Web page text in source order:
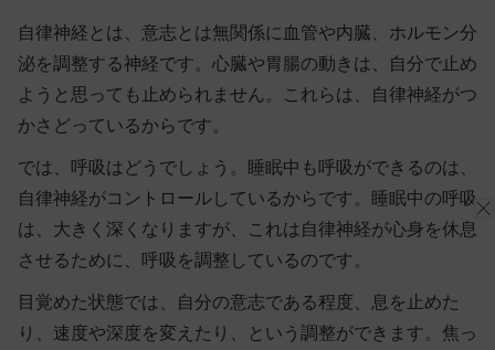
自律神経とは、意志とは無関係に血管や内臓、ホルモン分
泌を調整する神経です。心臓や胃腸の動きは、自分で止め
ようと思っても止められません。これらは、自律神経がつ
かさどっているからです。
では、呼吸はどうでしょう。睡眠中も呼吸ができるのは、
自律神経がコントロールしているからです。睡眠中の呼吸
は、大きく深くなりますが、これは自律神経が心身を休息
させるために、呼吸を調整しているのです。
目覚めた状態では、自分の意志である程度、息を止めた
り、速度や深度を変えたり、という調整ができます。焦っ